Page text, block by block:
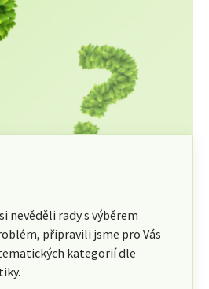
nevěděli rady s výběrem
připravili jsme pro Vás
kategorií dle